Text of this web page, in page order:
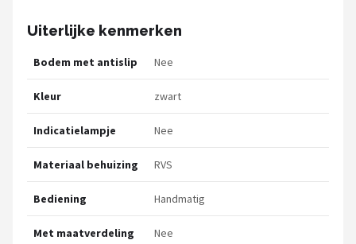
Uiterlijke kenmerken
Bodem met antislip Nee
Kleur zwart
Indicatielampje Nee
Materiaal behuizing RVS
Bediening Handmatig
Met maatverdeling Nee